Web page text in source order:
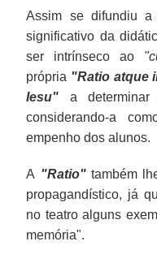
Assim se difundiu a
significativo da
ser intrínseco ao
própria "Ratio atque
Iesu" a determinar
considerando-a
empenho dos alunos.
A "Ratio" também
propagandístico, já
no teatro alguns
memória".